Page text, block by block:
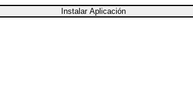
Instalar Aplicación